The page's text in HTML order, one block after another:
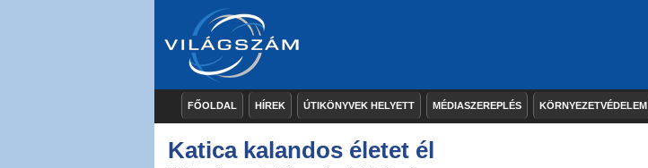
FŐOLDAL HÍREK ÚTIKÖNYVEK HELYETT MÉDIASZEREPLÉS KÖRNYEZETVÉDELEM
Katica kalandos életet él